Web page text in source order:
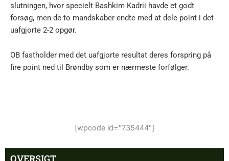
slutningen, hvor specielt Bashkim Kadrii havde et godt
forsøg, men de to mandskaber endte med at dele point i det
uafgjorte 2-2 opgør.
OB fastholder med det uafgjorte resultat deres forspring på
fire point ned til Brøndby som er nærmeste forfølger.
[wpcode id="735444"]